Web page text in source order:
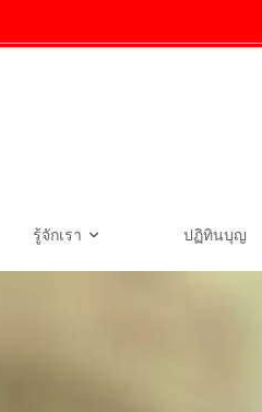
รู้จักเรา ปฏิทินบุญ